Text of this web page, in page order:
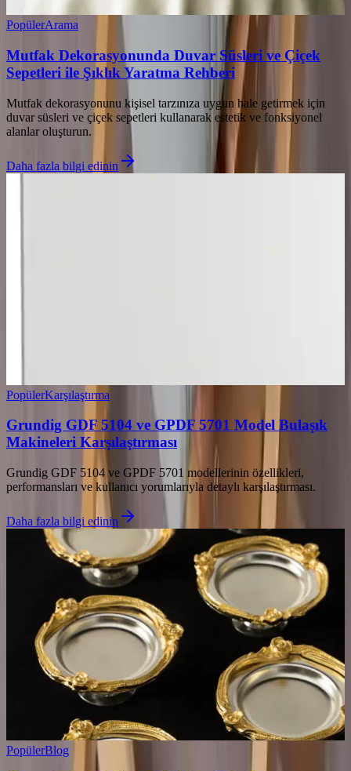
PopülerArama
Mutfak Dekorasyonunda Duvar Süsleri ve Çiçek
Sepetleri ile Şıklık Yaratma Rehberi
Mutfak dekorasyonunu kişisel tarzınıza uygun hale getirmek için
duvar süsleri ve çiçek sepetleri kullanarak estetik ve fonksiyonel
alanlar oluşturun.
Daha fazla bilgi edinin
PopülerKarşılaştırma
Grundig GDF 5104 ve GPDF 5701 Model Bulaşık
Makineleri Karşılaştırması
Grundig GDF 5104 ve GPDF 5701 modellerinin özellikleri,
performansları ve kullanıcı yorumlarıyla detaylı karşılaştırması.
Daha fazla bilgi edinin
PopülerBlog